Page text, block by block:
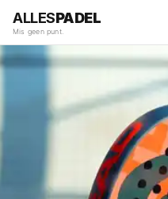
ALLESPADEL
Mis geen punt.